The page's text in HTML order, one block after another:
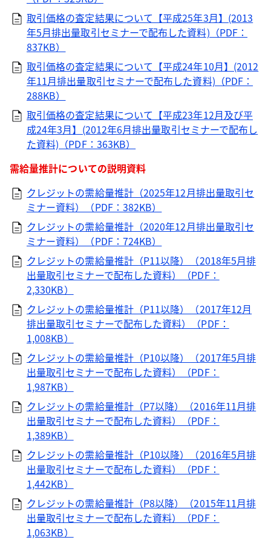
取引価格の査定結果について【平成25年3月】(2013
年5月排出量取引セミナーで配布した資料)（PDF：
837KB）
取引価格の査定結果について【平成24年10月】(2012
年11月排出量取引セミナーで配布した資料)（PDF：
288KB）
取引価格の査定結果について【平成23年12月及び平
成24年3月】(2012年6月排出量取引セミナーで配布し
た資料)（PDF：363KB）
需給量推計についての説明資料
クレジットの需給量推計（2025年12月排出量取引セ
ミナー資料）（PDF：382KB）
クレジットの需給量推計（2020年12月排出量取引セ
ミナー資料）（PDF：724KB）
クレジットの需給量推計（P11以降）（2018年5月排
出量取引セミナーで配布した資料）（PDF：
2,330KB）
クレジットの需給量推計（P11以降）（2017年12月
排出量取引セミナーで配布した資料）（PDF：
1,008KB）
クレジットの需給量推計（P10以降）（2017年5月排
出量取引セミナーで配布した資料）（PDF：
1,987KB）
クレジットの需給量推計（P7以降）（2016年11月排
出量取引セミナーで配布した資料）（PDF：
1,389KB）
クレジットの需給量推計（P10以降）（2016年5月排
出量取引セミナーで配布した資料）（PDF：
1,442KB）
クレジットの需給量推計（P8以降）（2015年11月排
出量取引セミナーで配布した資料）（PDF：
1,063KB）